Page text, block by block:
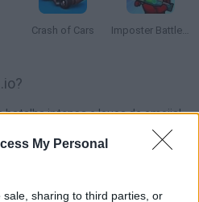
My Personal
sharing to third parties, or
Crash of Cars Imposter Battle Royale
batalha intensa e louca de emojis!
você nunca viveu antes.